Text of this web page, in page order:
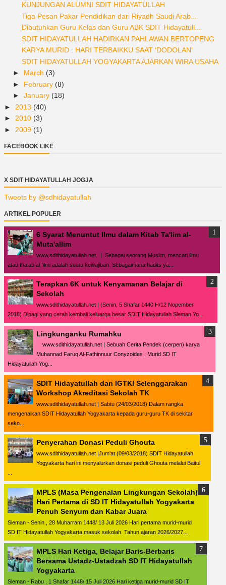
KUNJUNGAN ALUMNI SDIT HIDAYATULLAH
Tiga Pesan Pakar Pendidikan dari Riyadh Saudi Arab...
Dibutuhkan Guru Kelas dan Guru ABK SDIT Hidayatull...
SDIT HIDAYATULLAH HADIRKAN PAHLAWAN BERTOPENG
KARYA MURID : HARI TERBAIKKU SAAT ‘DODOLAN’
SDIT HIDAYATULLAH YOGYAKARTA AJARKAN WIRA USAHA
► March (3)
► February (8)
► January (18)
► 2013 (40)
► 2010 (3)
► 2009 (1)
FACEBOOK LIKE
X SDIT HIDAYATULLAH JOGJA
Tweets by @sdhidayatullah
ARTIKEL POPULER
6 Syarat Menuntut Ilmu dalam Kitab Ta'lim al-
Muta'allim
www.sdithidayatullah.net | Sebagai seorang Muslim, mencari ilmu
atau thalab al-’ilmi adalah suatu kewajiban. Sebagaimana hadits ya...
Terapkan 6K untuk Kenyamanan Belajar di
Sekolah
www.sdithidayatullah.net | (Senin, 5 Shafar 1440 H/12 Nopember
2018) Dipagi yang cerah kembali keluarga besar SDIT Hidayatullah Sleman Yo...
Lingkunganku Rumahku
www.sdithidayatullah.net | Sebuah Cerita Pendek (cerpen) karya
Muhannad Faruq Al-Fathinnuur Conyzoides , Murid SD IT
Hidayatullah Yog...
SDIT Hidayatullah dan IGTKI Selenggarakan
Workshop Akreditasi Sekolah TK
www.sdithidayatullah.net | Sabtu (24/03/2018) Dalam rangka
mengenalkan SDIT Hidayatullah Yogyakarta kepada guru-guru TK di sekitar
seko...
Penyerahan Donasi Peduli Ghouta
www.sdithidayatullah.net |Jum'at (09/03/2018) SDIT Hidayatullah
Yogyakarta hari ini menyalurkan donasi peduli Ghouta melalui Baitul
MPLS (Masa Pengenalan Lingkungan Sekolah)
Hari Pertama di SD IT Hidayatullah Yogyakarta
Penuh Senyum dan Kabar Juara
Sleman - Senin , 28 Muharram 1448/ 13 Juli 2026 Hari pertama murid-murid
SD IT Hidayatullah Yogyakarta masuk sekolah. Tahun ajaran 2026/2027...
MPLS Hari Ketiga, Belajar Baris-Berbaris
Bersama Ustadz-Ustadzah SD IT Hidayatullah
Yogyakarta
Sleman - Rabu , 1 Shafar 1448/ 15 Juli 2026 Hari ketiga murid-murid SD IT